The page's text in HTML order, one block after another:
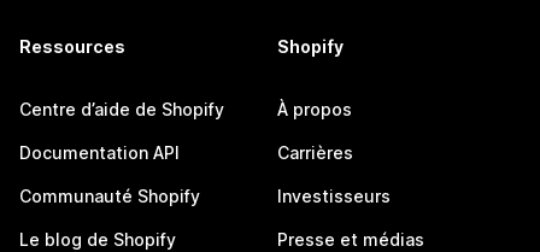
Ressources
Centre d’aide de Shopify
Documentation API
Communauté Shopify
Le blog de Shopify
Shopify
À propos
Carrières
Investisseurs
Presse et médias